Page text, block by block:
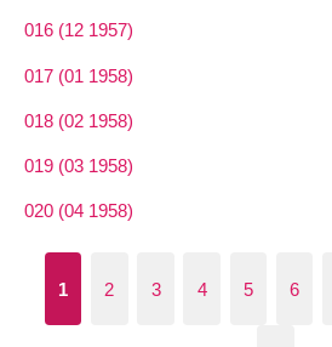
016 (12 1957)
017 (01 1958)
018 (02 1958)
019 (03 1958)
020 (04 1958)
1 2 3 4 5 6